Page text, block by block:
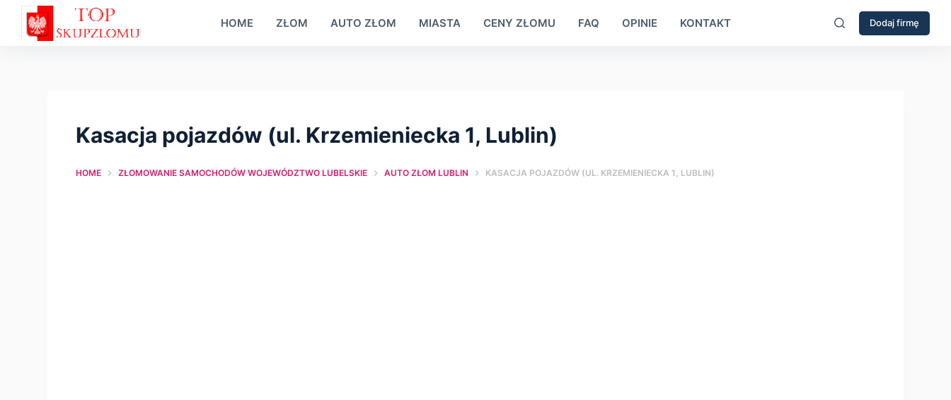
HOME ZŁOM AUTO ZŁOM MIASTA CENY ZŁOMU FAQ OPINIE KONTAKT Dodaj firmę
Kasacja pojazdów (ul. Krzemieniecka 1, Lublin)
HOME ZŁOMOWANIE SAMOCHODÓW WOJEWÓDZTWO LUBELSKIE AUTO ZŁOM LUBLIN KASACJA POJAZDÓW (UL. KRZEMIENIECKA 1, LUBLIN)